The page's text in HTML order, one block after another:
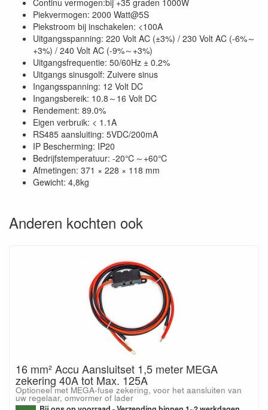
Continu vermogen:bij +35 graden 1000W
Piekvermogen: 2000 Watt@5S
Piekstroom bij inschakelen: <100A
Uitgangsspanning: 220 Volt AC (±3%) / 230 Volt AC (-6%～
+3%) / 240 Volt AC (-9%～+3%)
Uitgangsfrequentie: 50/60Hz ± 0.2%
Uitgangs sinusgolf: Zuivere sinus
Ingangsspanning: 12 Volt DC
Ingangsbereik: 10.8～16 Volt DC
Rendement: 89.0%
Eigen verbruik: < 1.1A
RS485 aansluiting: 5VDC/200mA
IP Bescherming: IP20
Bedrijfstemperatuur: -20℃～+60℃
Afmetingen: 371 × 228 × 118 mm
Gewicht: 4,8kg
Anderen kochten ook
16 mm² Accu Aansluitset 1,5 meter MEGA
zekering 40A tot Max. 125A
Optioneel met MEGA-fuse zekering, voor het aansluiten van
uw regelaar, omvormer of lader